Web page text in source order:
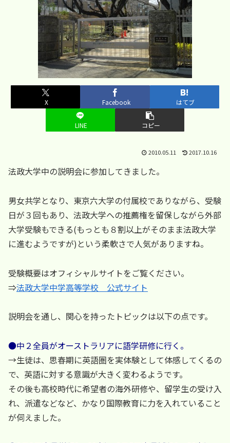
X Facebook はてブ
LINE コピー
2010.05.11 2017.10.16
法政大学中の説明会に参加してきました。
男女共学となり、東京六大学の付属校でありながら、受験
日が３回もあり、法政大学への推薦権を留保しながら外部
大学受験もできる(もっとも８割以上がそのまま法政大学
に進むようですが)という柔軟さで人気がありますね。
受験概要はオフィシャルサイトをご覧ください。
⇒法政大学中学高等学校 公式サイト
説明会を通し、関心を持ったトピックは以下の点です。
●中２全員がオーストラリアに語学研修に行く。
→生徒は、思春期に英語圏を実体験として体感してくるの
で、英語に対する意識が大きく変わるようです。
その後も高校時代に希望者の海外研修や、留学生の受け入
れ、派遣などなど、かなり国際教育に力を入れていること
が伺えました。